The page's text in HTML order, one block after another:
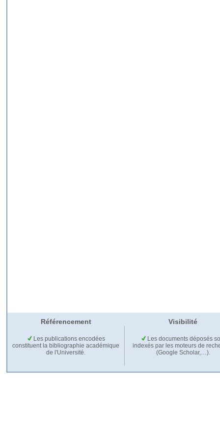
Référencement Visibilité
Les publications encodées
constituent la bibliographie académique
de l'Université.
Les documents déposés
indexés par les moteurs de
(Google Scholar,…).